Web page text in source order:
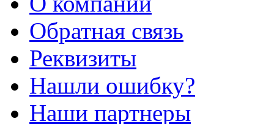
Обратная связь
Реквизиты
Нашли ошибку?
Наши партнеры